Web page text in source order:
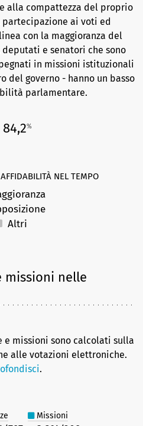
alla compattezza del proprio
ai voti ed
con la maggioranza del
e senatori che sono
in missioni istituzionali
del governo - hanno un basso
parlamentare.
84,2%
NEL TEMPO
Altri
missioni nelle
e missioni sono calcolati sulla
alle votazioni elettroniche.
.
Missioni